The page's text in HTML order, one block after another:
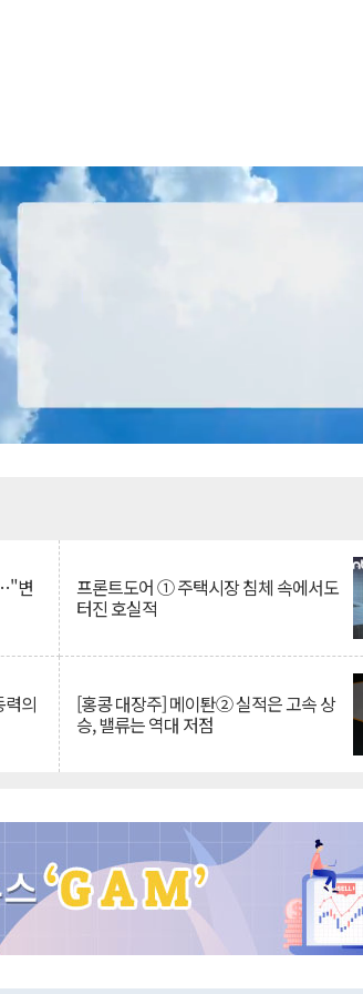
변 프론트도어 ① 주택시장 침체 속에서도
터진 호실적
의 [홍콩 대장주] 메이퇀② 실적은 고속 상
승, 밸류는 역대 저점